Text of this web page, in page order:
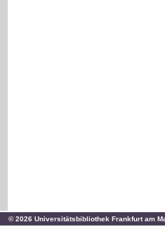
© 2026 Universitätsbibliothek Frankfurt am